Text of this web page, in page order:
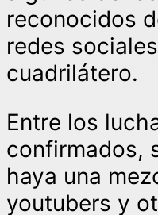
reconocidos
redes
cuadrilátero.
Entre los
confirmados,
haya una
youtubers y